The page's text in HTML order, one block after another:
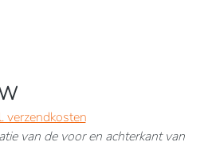
verzendkosten
van de voor en achterkant van